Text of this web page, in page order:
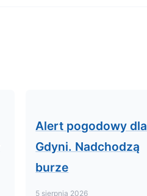
Alert pogodowy dla
Gdyni. Nadchodzą
burze
5 sierpnia 2026